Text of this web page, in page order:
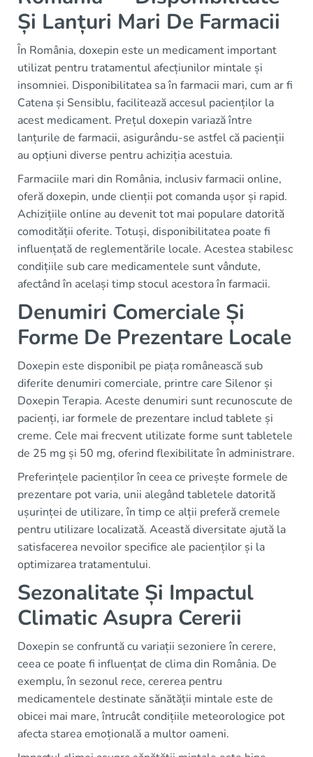
Și Lanțuri Mari De Farmacii
În România, doxepin este un medicament important
utilizat pentru tratamentul afecțiunilor mintale și
insomniei. Disponibilitatea sa în farmacii mari, cum ar fi
Catena și Sensiblu, facilitează accesul pacienților la
acest medicament. Prețul doxepin variază între
lanțurile de farmacii, asigurându-se astfel că pacienții
au opțiuni diverse pentru achiziția acestuia.
Farmaciile mari din România, inclusiv farmacii online,
oferă doxepin, unde clienții pot comanda ușor și rapid.
Achizițiile online au devenit tot mai populare datorită
comodității oferite. Totuși, disponibilitatea poate fi
influențată de reglementările locale. Acestea stabilesc
condițiile sub care medicamentele sunt vândute,
afectând în același timp stocul acestora în farmacii.
Denumiri Comerciale Și
Forme De Prezentare Locale
Doxepin este disponibil pe piața românească sub
diferite denumiri comerciale, printre care Silenor și
Doxepin Terapia. Aceste denumiri sunt recunoscute de
pacienți, iar formele de prezentare includ tablete și
creme. Cele mai frecvent utilizate forme sunt tabletele
de 25 mg și 50 mg, oferind flexibilitate în administrare.
Preferințele pacienților în ceea ce privește formele de
prezentare pot varia, unii alegând tabletele datorită
ușurinței de utilizare, în timp ce alții preferă cremele
pentru utilizare localizată. Această diversitate ajută la
satisfacerea nevoilor specifice ale pacienților și la
optimizarea tratamentului.
Sezonalitate Și Impactul
Climatic Asupra Cererii
Doxepin se confruntă cu variații sezoniere în cerere,
ceea ce poate fi influențat de clima din România. De
exemplu, în sezonul rece, cererea pentru
medicamentele destinate sănătății mintale este de
obicei mai mare, întrucât condițiile meteorologice pot
afecta starea emoțională a multor oameni.